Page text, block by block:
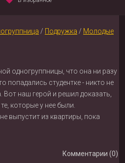
/ Подружка / Молодые
одногруппницы, что она ни разу
попадались студентке - никто не
Вот наш герой и решил доказать,
которые у нее были.
выпустит из квартиры, пока
Комментарии (0)